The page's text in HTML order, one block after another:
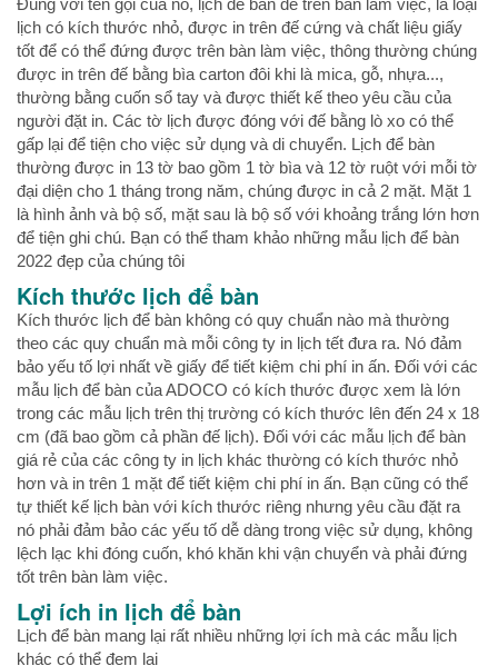
Đúng với tên gọi của nó, lịch để bàn để trên bàn làm việc, là loại
lịch có kích thước nhỏ, được in trên đế cứng và chất liệu giấy
tốt để có thể đứng được trên bàn làm việc, thông thường chúng
được in trên đế bằng bìa carton đôi khi là mica, gỗ, nhựa...,
thường bằng cuốn sổ tay và được thiết kế theo yêu cầu của
người đặt in. Các tờ lịch được đóng với đế bằng lò xo có thể
gấp lại để tiện cho việc sử dụng và di chuyển. Lịch để bàn
thường được in 13 tờ bao gồm 1 tờ bìa và 12 tờ ruột với mỗi tờ
đại diện cho 1 tháng trong năm, chúng được in cả 2 mặt. Mặt 1
là hình ảnh và bộ số, mặt sau là bộ số với khoảng trắng lớn hơn
để tiện ghi chú. Bạn có thể tham khảo những mẫu lịch để bàn
2022 đẹp của chúng tôi
Kích thước lịch để bàn
Kích thước lịch để bàn không có quy chuẩn nào mà thường
theo các quy chuẩn mà mỗi công ty in lịch tết đưa ra. Nó đảm
bảo yếu tố lợi nhất về giấy để tiết kiệm chi phí in ấn. Đối với các
mẫu lịch để bàn của ADOCO có kích thước được xem là lớn
trong các mẫu lịch trên thị trường có kích thước lên đến 24 x 18
cm (đã bao gồm cả phần đế lịch). Đối với các mẫu lịch để bàn
giá rẻ của các công ty in lịch khác thường có kích thước nhỏ
hơn và in trên 1 mặt để tiết kiệm chi phí in ấn. Bạn cũng có thể
tự thiết kế lịch bàn với kích thước riêng nhưng yêu cầu đặt ra
nó phải đảm bảo các yếu tố dễ dàng trong việc sử dụng, không
lệch lạc khi đóng cuốn, khó khăn khi vận chuyển và phải đứng
tốt trên bàn làm việc.
Lợi ích in lịch để bàn
Lịch để bàn mang lại rất nhiều những lợi ích mà các mẫu lịch
khác có thể đem lại